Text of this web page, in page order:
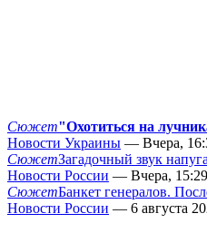
Сюжет"Охотиться на
Новости Украины — Вчера,
СюжетЗагадочный звук
Новости России — Вчера, 15:29
СюжетБанкет генералов.
Новости России — 6 августа